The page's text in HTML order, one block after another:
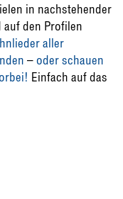
in nachstehender
den Profilen
aller
–oder schauen
Einfach auf das